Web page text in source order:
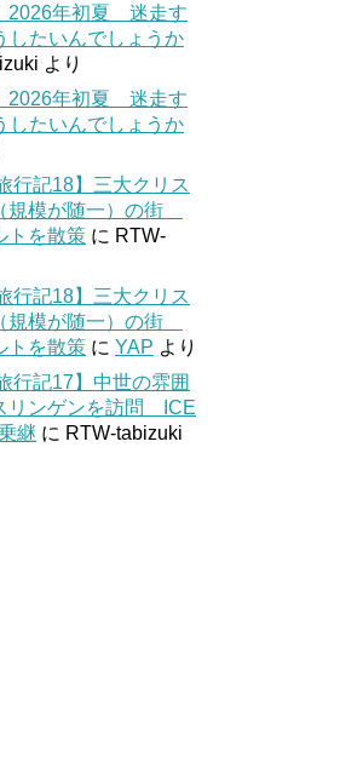
2026年初夏 迷走す
たいんでしょうか
より
2026年初夏 迷走す
たいんでしょうか
行記18】三大クリス
規模が随一）の街
トを散策 に RTW-
行記18】三大クリス
規模が随一）の街
トを散策 に YAP より
行記17】中世の雰囲
ンゲンを訪問 ICE
継 に RTW-tabizuki